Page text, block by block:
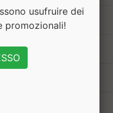
B1
B3
B2
usufruire dei
promozionali!